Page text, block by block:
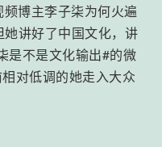
博主李子柒为何火遍
讲好了中国文化，讲
是不是文化输出#的微
对低调的她走入大众